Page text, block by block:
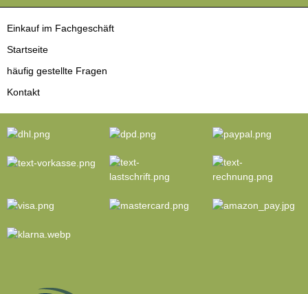
Einkauf im Fachgeschäft
Startseite
häufig gestellte Fragen
Kontakt